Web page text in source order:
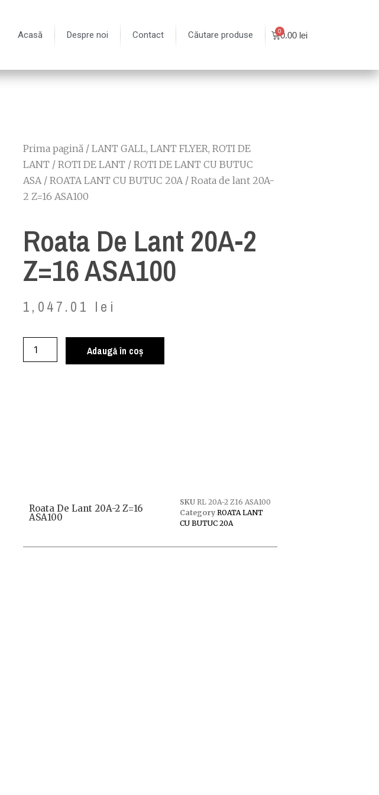
Acasă Despre noi Contact Căutare produse 0.00 lei
Prima pagină / LANT GALL, LANT FLYER, ROTI DE
LANT / ROTI DE LANT / ROTI DE LANT CU BUTUC
ASA/ ROATA LANT CU BUTUC 20A/ Roata de lant 20A-
2 Z=16 ASA100
Roata De Lant 20A-2
Z=16 ASA100
1,047.01 lei
Adaugă în coș
Roata De Lant 20A-2 Z=16
ASA100
SKU RL 20A-2 Z16 ASA100
Category ROATA LANT
CU BUTUC 20A